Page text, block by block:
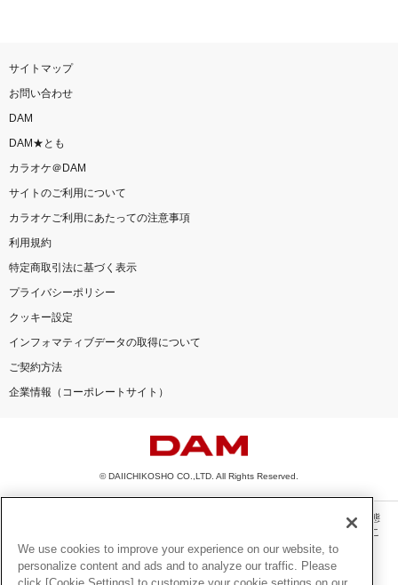
サイトマップ
お問い合わせ
DAM
DAM★とも
カラオケ＠DAM
サイトのご利用について
カラオケご利用にあたっての注意事項
利用規約
特定商取引法に基づく表示
プライバシーポリシー
クッキー設定
インフォマティブデータの取得について
ご契約方法
企業情報（コーポレートサイト）
© DAIICHIKOSHO CO.,LTD. All Rights Reserved.
このサイトに掲載されている一切の文章・画像・写真・動画・音声等を、手段や形態
を問わず、著作権法の定める範囲を超えて無断で複製、転載、ファイル化などするこ
とを禁じます。
楽曲及びコンテンツは、機種によりご利用いただけない場合があります。
We use cookies to improve your experience on our website, to
personalize content and ads and to analyze our traffic. Please